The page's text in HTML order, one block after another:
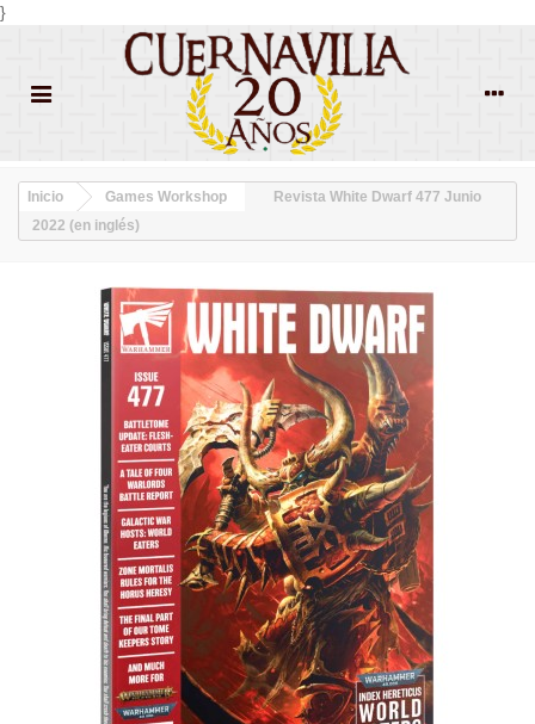
}
Inicio Games Workshop
Revista White Dwarf 477 Junio
2022 (en inglés)